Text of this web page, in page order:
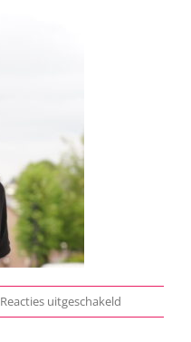
Reacties uitgeschakeld
DSC07797